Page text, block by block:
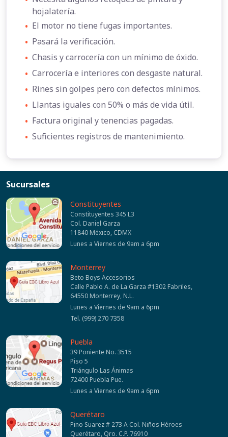
hojalatería.
• El motor no tiene fugas importantes.
• Pasará la verificación.
• Chasis y carrocería con un mínimo de óxido.
• Carrocería e interiores con desgaste natural.
• Rines sin golpes pero con defectos mínimos.
• Llantas iguales con 50% o más de vida útil.
• Factura original y tenencias pagadas.
• Suficientes registros de mantenimiento.
Sucursales
Constituyentes
Constituyentes 345 L3
Col. Daniel Garza
11840 México, CDMX
Lunes a Viernes de 9am a 6pm
Monterrey
Beto Boys Accesorios
Calle Pablo A. de La Garza #1302 Fabriles,
64550 Monterrey, N.L.
Lunes a Viernes de 9am a 6pm
Tel. (999) 270 7358
Puebla
39 Poniente No. 3515
Piso 5
Triángulo Las Ánimas
72400 Puebla Pue.
Lunes a Viernes de 9am a 6pm
Querétaro
Pino Suarez # 273 A Col. Niños Héroes
Querétaro, Qro. C.P. 76910